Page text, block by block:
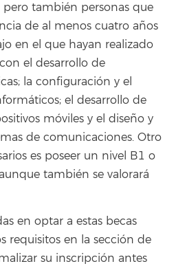
pero también personas que
de al menos cuatro años
en el que hayan realizado
el desarrollo de
la configuración y el
el desarrollo de
móviles y el diseño y
de comunicaciones. Otro
es poseer un nivel B1 o
también se valorará
en optar a estas becas
requisitos en la sección de
su inscripción antes